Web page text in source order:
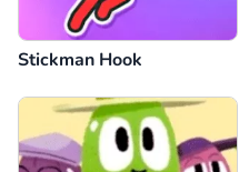
Stickman Hook